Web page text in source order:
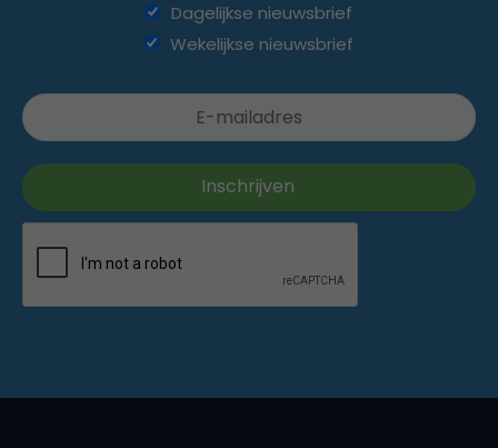
Dagelijkse nieuwsbrief
Wekelijkse nieuwsbrief